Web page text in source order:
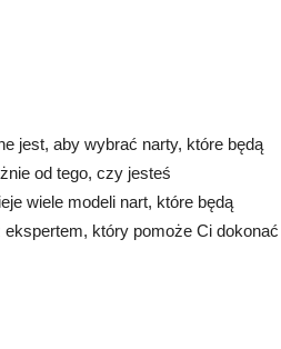
jest, aby wybrać narty, które będą
od tego, czy jesteś
wiele modeli nart, które będą
który pomoże Ci dokonać